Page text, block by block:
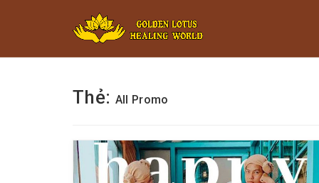
Thẻ: All Promo
Minigame